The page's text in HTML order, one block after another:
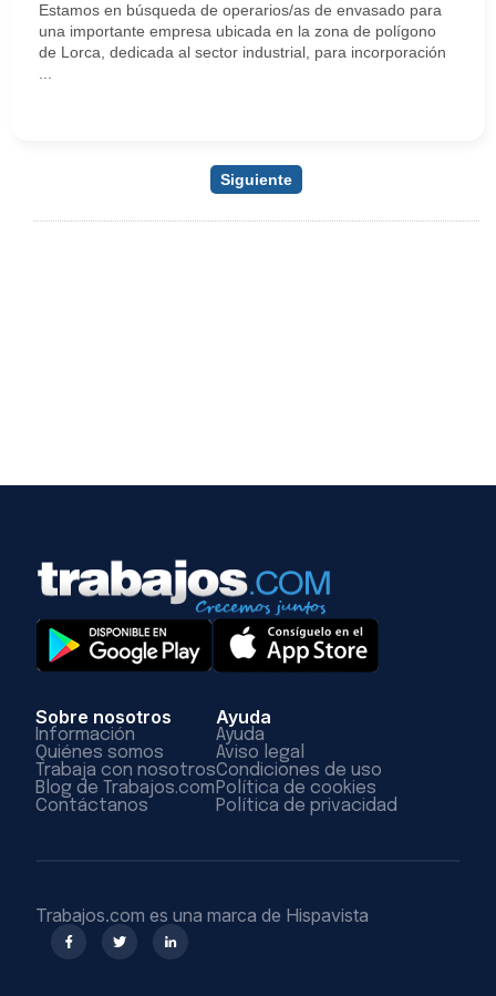
Estamos en búsqueda de operarios/as de envasado para
una importante empresa ubicada en la zona de polígono
de Lorca, dedicada al sector industrial, para incorporación
Siguiente
Sobre nosotros
Información
Quiénes somos
Trabaja con nosotros
Blog de Trabajos.com
Contáctanos
Ayuda
Ayuda
Aviso legal
Condiciones de uso
Política de cookies
Política de privacidad
Trabajos.com es una marca de Hispavista